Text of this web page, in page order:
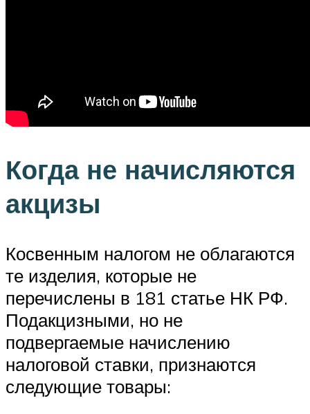
Когда не начисляются
акцизы
Косвенным налогом не облагаются
те изделия, которые не
перечислены в 181 статье НК РФ.
Подакцизными, но не
подвергаемые начислению
налоговой ставки, признаются
следующие товары: